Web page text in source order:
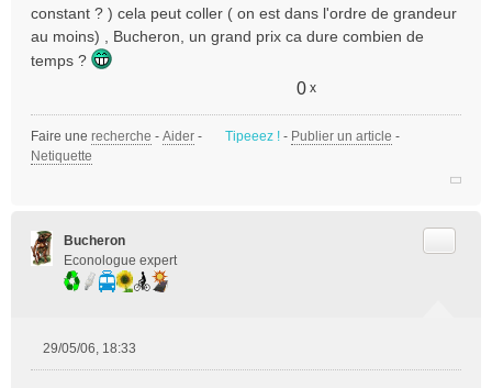
constant ? ) cela peut coller ( on est dans l'ordre de grandeur
au moins) , Bucheron, un grand prix ca dure combien de
temps ?
0 x
Faire une recherche - Aider - Tipeeez ! - Publier un article -
Netiquette
Bucheron
Econologue expert
29/05/06, 18:33